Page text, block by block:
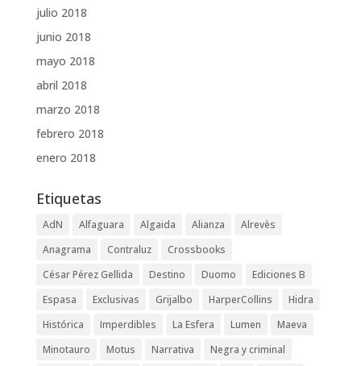
julio 2018
junio 2018
mayo 2018
abril 2018
marzo 2018
febrero 2018
enero 2018
Etiquetas
AdN Alfaguara Algaida Alianza
Alrevès
Anagrama
Contraluz
Crossbooks
César Pérez Gellida
Destino Duomo
Ediciones B
Espasa
Exclusivas Grijalbo HarperCollins
Hidra
Histórica
Imperdibles La Esfera Lumen
Maeva
Minotauro
Motus Narrativa
Negra y criminal